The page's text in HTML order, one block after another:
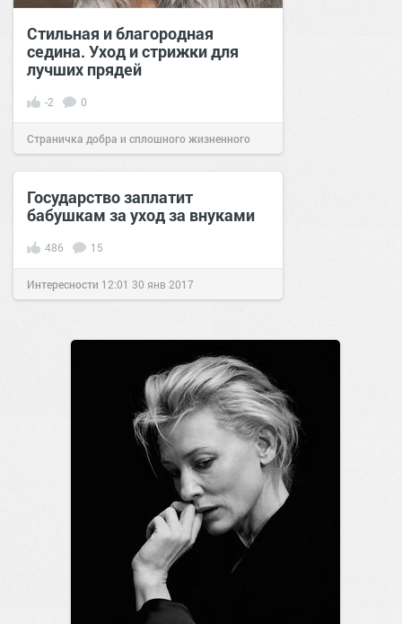
Стильная и благородная
седина. Уход и стрижки для
лучших прядей
-2 0
Страничка добра и сплошного жизненного
позитива! 07:00 08 ноя 2025
Государство заплатит
бабушкам за уход за внуками
486 15
Интересности 12:01 30 янв 2017